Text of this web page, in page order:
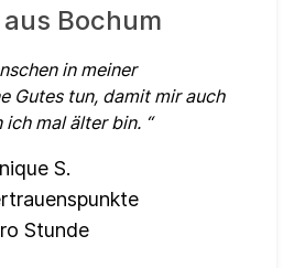
Bochum
in meiner
Gutes tun, damit mir auch
mal älter bin.
S.
Stunde